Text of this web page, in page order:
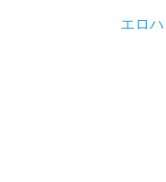
エロ